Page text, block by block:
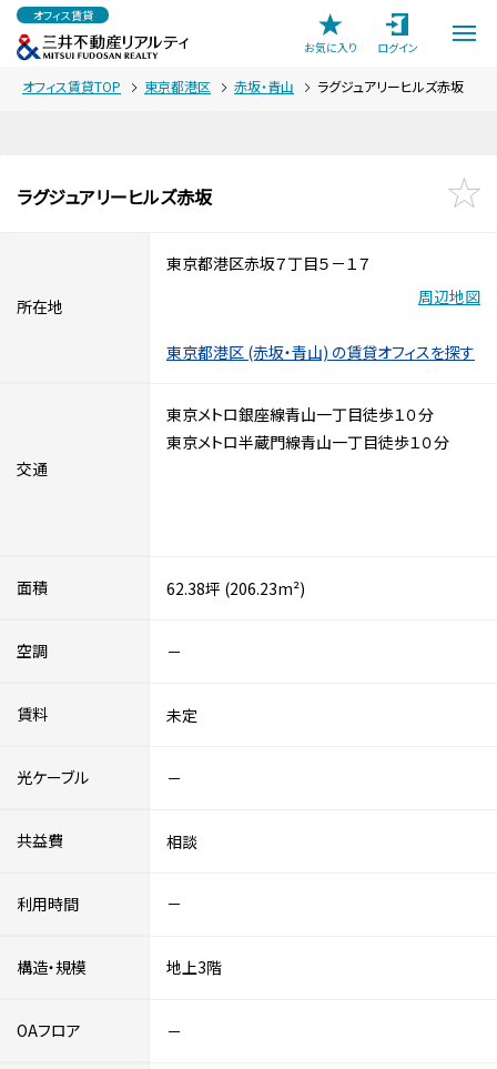
オフィス賃貸
お気に入り
ログイン
オフィス賃貸TOP 東京都港区 赤坂・青山 ラグジュアリーヒルズ赤坂
ラグジュアリーヒルズ赤坂
所在地
東京都港区赤坂７丁目５－１７
周辺地図
東京都港区 (赤坂・青山) の賃貸オフィスを探す
交通
東京メトロ銀座線青山一丁目徒歩１０分
東京メトロ半蔵門線青山一丁目徒歩１０分
面積 62.38坪 (206.23m²)
空調 －
賃料 未定
光ケーブル －
共益費 相談
利用時間 －
構造・規模 地上3階
OAフロア －